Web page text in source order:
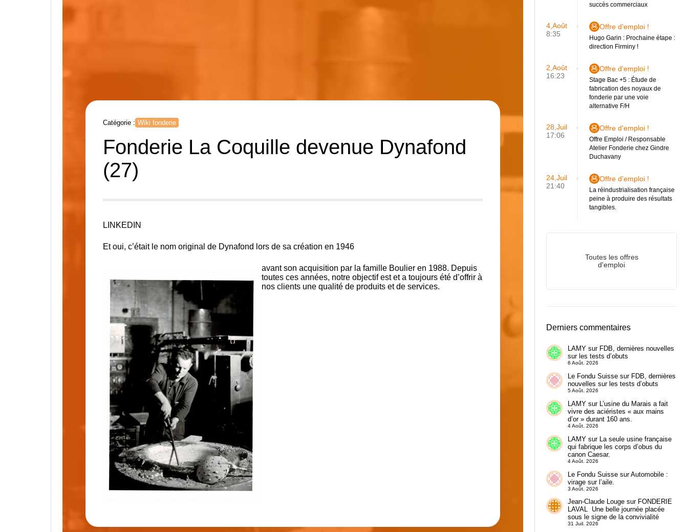
Catégorie : Wiki fonderie
Fonderie La Coquille devenue Dynafond
(27)
LINKEDIN
Et oui, c’était le nom original de Dynafond lors de sa création en 1946
avant son acquisition par la famille Boulier en 1988. Depuis
toutes ces années, notre objectif est et a toujours été d’offrir à
nos clients une qualité de produits et de services.
succès commerciaux
4,Août
8:35
Offre d'emploi !
Hugo Garin : Prochaine étape :
direction Firminy !
2,Août
16:23
Offre d'emploi !
Stage Bac +5 : Étude de
fabrication des noyaux de
fonderie par une voie
alternative F/H
28,Juil
17:06
Offre d'emploi !
Offre Emploi / Responsable
Atelier Fonderie chez Gindre
Duchavany
24,Juil
21:40
Offre d'emploi !
La réindustrialisation française
peine à produire des résultats
tangibles.
Toutes les offres
d'emploi
Derniers commentaires
LAMYsur FDB, dernières nouvelles
sur les tests d’obuts
6 Août. 2026
Le Fondu Suissesur FDB, dernières
nouvelles sur les tests d’obuts
5 Août. 2026
LAMYsur L’usine du Marais a fait
vivre des aciéristes « aux mains
d’or » durant 160 ans.
4 Août. 2026
LAMYsur
La seule usine française
qui fabrique les corps d’obus du
canon Caesar.
4 Août. 2026
Le Fondu SuissesurAutomobile :
virage sur l’aile.
3 Août. 2026
Jean-Claude Lougesur FONDERIE
LAVAL Une belle journée placée
sous le signe de la convivialité
31 Juil. 2026